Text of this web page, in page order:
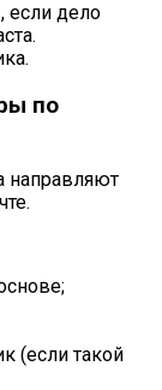
если дело
по
(если такой